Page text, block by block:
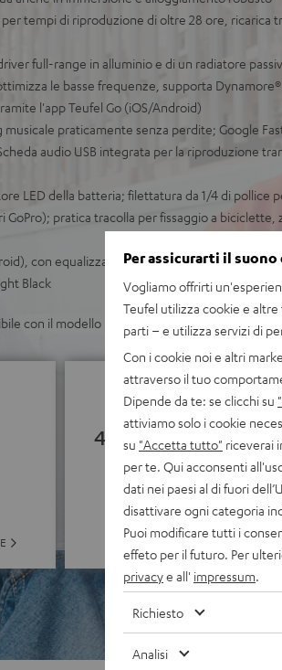
tempi di riproduzione di oltre 28 ore, ricarica
full-range in alluminio e di un radiatore
le basse frequenze, supporta
l'app Teufel Go (iOS/Android)
praticamente senza perdite; Google
audio USB integrata per la riproduzione
LED della batteria; filettatura da 1/4 di pollice
pratica tracolla per fissaggio a biciclette,
con equalizzatore, cavo USB-C da 1 m,
Black
con il modello precedente ROCKSTER GO
4.59
(4.59 da 5 a 118 valutazioni)
TUTTE LE VALUTAZIONI
Per assicurarti il suono
Vogliamo offrirti
Teufel utilizza cookie e
parti – e utilizza servizi di
Con i cookie noi e altri
attraverso il tuo
Dipende da te: se clicchi su
attiviamo solo i cookie
su "Accetta tutto" riceverai
per te. Qui acconsenti
dati nei paesi al di fuori
disattivare ogni categoria
Puoi modificare tutti i
effeto per il futuro. Per
privacye all' impressum
Richiesto
Analisi